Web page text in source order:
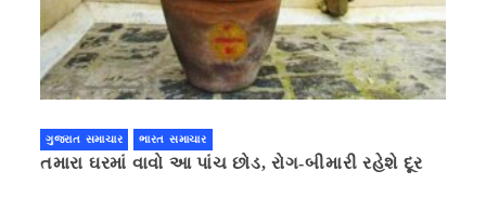
ગુજરાત સમાચાર ભારત સમાચાર
તમારા ઘરમાં વાવો આ પાંચ છોડ, રોગ-બીમારી રહેશે દૂર